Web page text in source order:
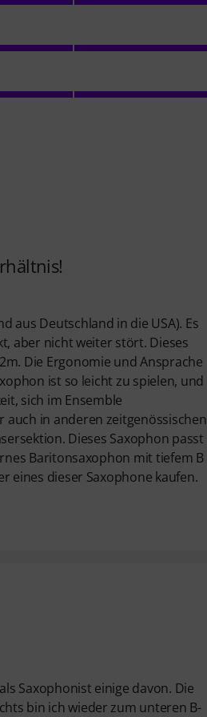
aus Deutschland in die USA). Es
aber nicht weiter stört. Dieses
Die Ergonomie und Ansprache
ist so leicht zu spielen, und
sich im Ensemble
auch in anderen zeitgenössischen
Dieses Saxophon passt
Baritonsaxophon mit tiefem B
eines dieser Saxophone kaufen.
Saxophonist einige davon. Die
bin ich wieder zum unteren B-